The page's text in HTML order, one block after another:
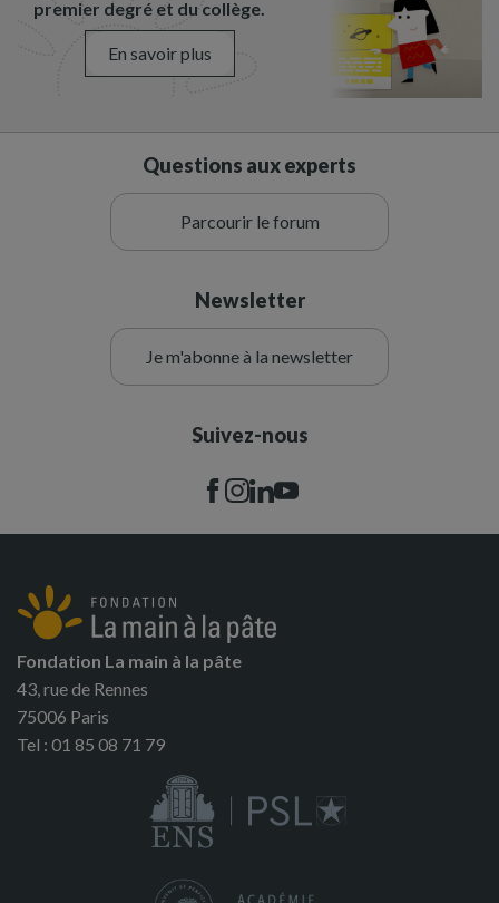
premier degré et du collège.
En savoir plus
Questions aux experts
Parcourir le forum
Newsletter
Je m'abonne à la newsletter
Suivez-nous
Fondation La main à la pâte
43, rue de Rennes
75006 Paris
Tel : 01 85 08 71 79